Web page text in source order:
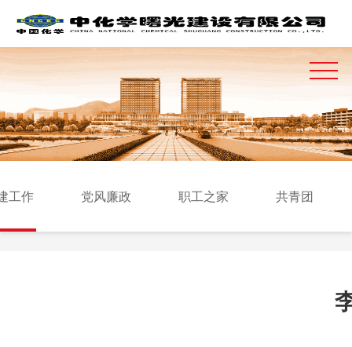
工作 党风廉政 职工之家 共青团